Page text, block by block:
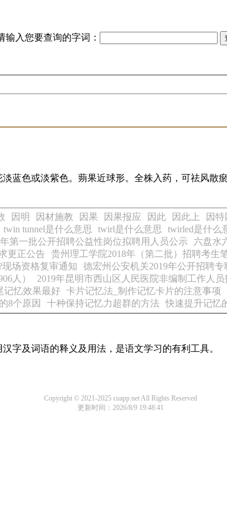
输入您要查询的字词：
蓝色或淡紫色。蒴果近球形。全株入药，可祛风散瘀
因明 因材施教 因果 因果报应 因此 因此上 因特
twin tunnel是什么意思 twirl是什么意思 twirled是什么
第一批公开招聘公益性岗位拟聘用人员公示
六盘水
更正公告
贵州理工学院2018年（第二批）招聘考生
场资格复审通知
德宏州公安机关2019年公开招聘专
人）
2019年昆明市西山区人民医院非编制工作人员
记忆效果最好 卡片记忆法_制作记忆卡片的注意事项
8个原因 十种保持记忆力超群的方法 快速提升记忆
字及词语的释义及用法，是语文学习的有利工具。
Copyright © 2021-2025 cuapp.net All Rights Reserved
更新时间：2026/8/9 19:48:41